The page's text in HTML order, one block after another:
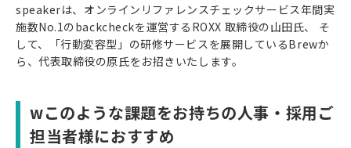
speakerは、オンラインリファレンスチェックサービス年間実
施数No.1のbackcheckを運営するROXX 取締役の山田氏、 そ
して、「行動変容型」の研修サービスを展開しているBrewか
ら、代表取締役の原氏をお招きいたします。
wこのような課題をお持ちの人事・採用ご
担当者様におすすめ